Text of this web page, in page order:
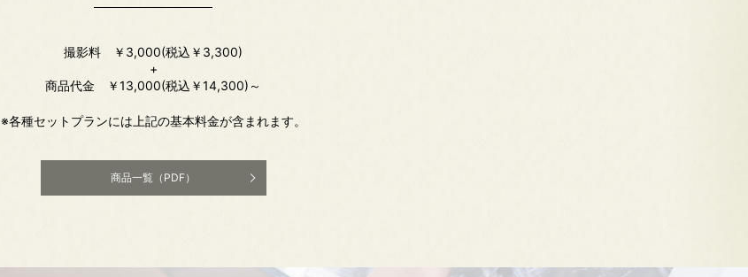
撮影料 ￥3,000(税込￥3,300)
+
商品代金 ￥13,000(税込￥14,300)～
※各種セットプランには上記の基本料金が含まれます。
商品一覧（PDF）